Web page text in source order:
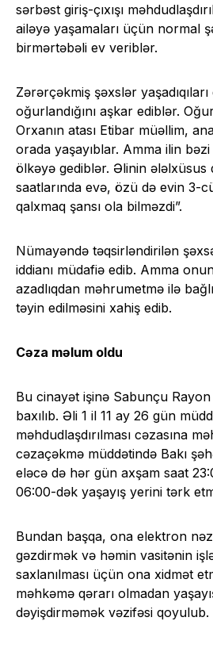
sərbəst giriş-çıxışı
ailəyə yaşamaları üçün normal
birmərtəbəli ev veriblər.
Zərərçəkmiş şəxslər
oğurlandığını aşkar ediblər.
Orxanın atası Etibar müəllim,
orada yaşayıblar. Amma ilin
ölkəyə gediblər. Əlinin ələlxüsus
saatlarında evə, özü də evin 3-
qalxmaq şansı ola bilməzdi”.
Nümayəndə təqsirləndirilən
iddianı müdafiə edib. Amma
azadlıqdan məhrumetmə ilə
təyin edilməsini xahiş edib.
Cəza məlum oldu
Bu cinayət işinə Sabunçu
baxılıb. Əli 1 il 11 ay 26 gün
məhdudlaşdırılması cəzasına
cəzaçəkmə müddətində Bakı
eləcə də hər gün axşam saat
06:00-dək yaşayış yerini tərk
Bundan başqa, ona elektron
gəzdirmək və həmin vasitənin
saxlanılması üçün ona xidmət
məhkəmə qərarı olmadan
dəyişdirməmək vəzifəsi qoyulub.